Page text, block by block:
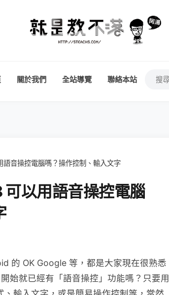
關於我們 全站導覽 聯絡本站
音操控電腦嗎？操作控制、輸入文字
以用語音操控電腦
的 OK Google 等，都是大家現在很熟悉
始就已經有「語音操控」功能嗎？只要用